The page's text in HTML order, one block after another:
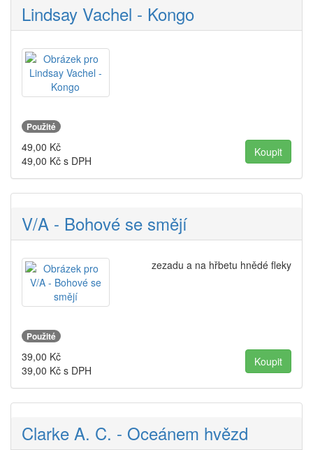
Lindsay Vachel - Kongo
Použité
49,00 Kč
49,00 Kč s DPH
V/A - Bohové se smějí
zezadu a na hřbetu hnědé fleky
Použité
39,00 Kč
39,00 Kč s DPH
Clarke A. C. - Oceánem hvězd